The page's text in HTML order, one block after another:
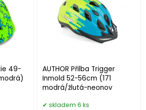
49-
AUTHOR Přilba Trigger
Inmold 52-56cm (171
modrá/žlutá-neonov
skladem 6 ks